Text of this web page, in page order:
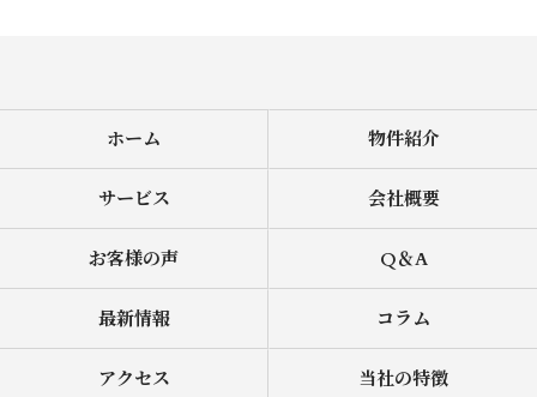
ホーム 物件紹介
サービス 会社概要
お客様の声 Q＆A
最新情報 コラム
アクセス 当社の特徴